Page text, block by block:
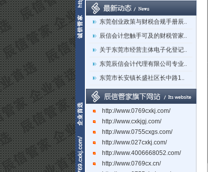
立足莞深，辐射湾区：东莞市辰..
东莞创业政策与财税合规手册辰..
辰信会计您触手可及的财税管家..
关于东莞市经营主体电子化登记..
东莞辰信会计代理有限公司专业..
东莞市长安镇长盛社区长中路1..
http://www.0769cxkj.com/
http://www.cxkjgj.com/
http://www.0755cxgs.com/
http://www.027cxkj.com/
http://www.4006668052.com/
http://www.0769cx.cn/